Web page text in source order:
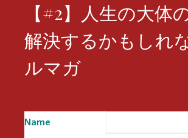
【#2】人生の大体
解決するかもしれ
ルマガ
Name